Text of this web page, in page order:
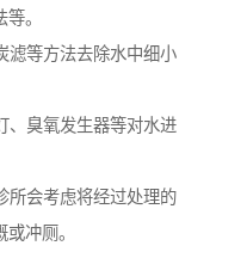
。
等方法去除水中细小
臭氧发生器等对水进
会考虑将经过处理的
冲厕。